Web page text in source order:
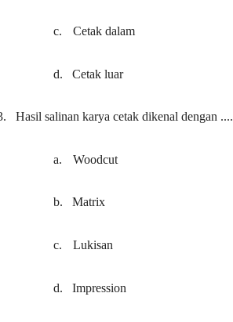
c. Cetak dalam
d. Cetak luar
Hasil salinan karya cetak dikenal dengan ....
a. Woodcut
b. Matrix
c. Lukisan
d. Impression